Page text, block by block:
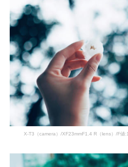
X-T3（camera）/XF23mmF1.4 R（lens）/F値